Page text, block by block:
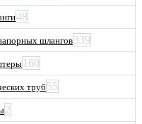
48
шлангов339
160
труб 55
2